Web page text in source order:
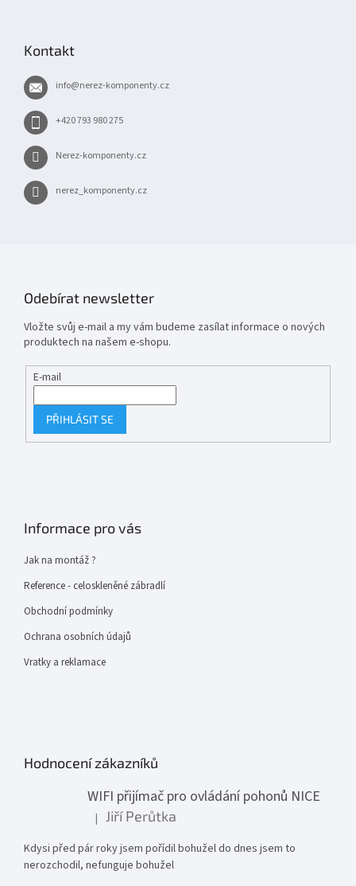
Kontakt
info@nerez-komponenty.cz
+420 793 980 275
Nerez-komponenty.cz
nerez_komponenty.cz
Odebírat newsletter
Vložte svůj e-mail a my vám budeme zasílat informace o nových
produktech na našem e-shopu.
E-mail
PŘIHLÁSIT SE
Informace pro vás
Jak na montáž ?
Reference - celoskleněné zábradlí
Obchodní podmínky
Ochrana osobních údajů
Vratky a reklamace
Hodnocení zákazníků
WIFI přijímač pro ovládání pohonů NICE
Hodnocení produktu je 1 z 5 hvězdiček.
| Jiří Perůtka
Kdysi před pár roky jsem pořídil bohužel do dnes jsem to
nerozchodil, nefunguje bohužel